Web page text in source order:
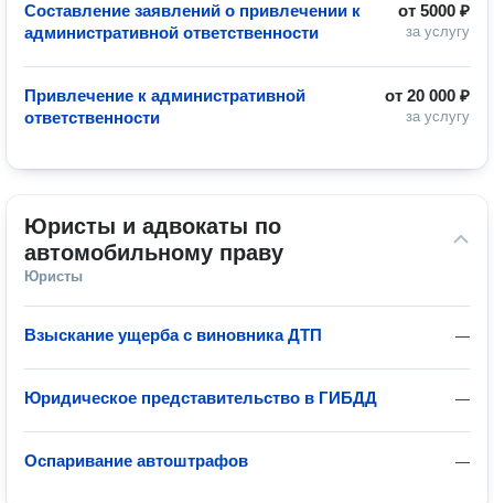
от 5000 ₽
за услугу
Составление заявлений о привлечении к
административной ответственности
от 20 000 ₽
за услугу
Привлечение к административной
ответственности
Юристы и адвокаты по
автомобильному праву
Юристы
—
Взыскание ущерба с виновника ДТП
—
Юридическое представительство в ГИБДД
—
Оспаривание автоштрафов